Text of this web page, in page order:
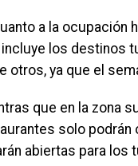
a la ocupación
los destinos
otros, ya que el
que en la zona
solo podrán
abiertas para los